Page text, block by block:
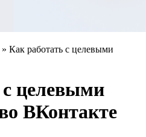
» Как работать с целевыми
целевыми
ВКонтакте